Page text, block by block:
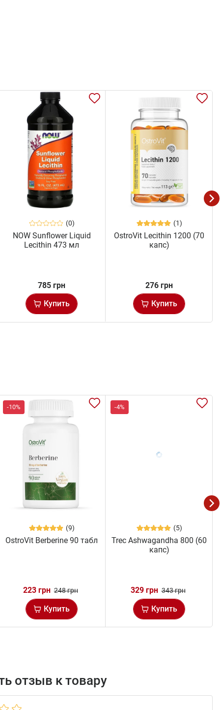
(0)
NOW Sunflower Liquid
Lecithin 473 мл
785 грн
Купить
(1)
OstroVit Lecithin 1200 (70
капс)
276 грн
Купить
-10%
(9)
OstroVit Berberine 90 табл
223 грн 248 грн
Купить
-4%
(5)
Trec Ashwagandha 800 (60
капс)
329 грн 343 грн
Купить
отзыв к товару